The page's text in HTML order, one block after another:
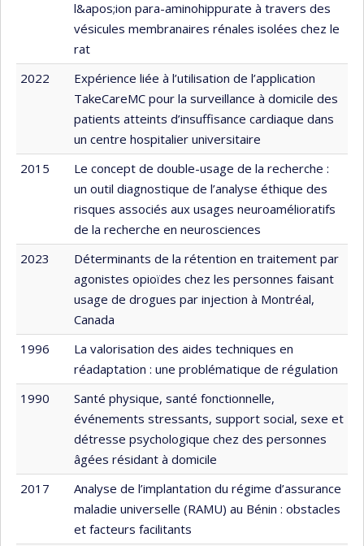
l&apos;ion para-aminohippurate à travers des
vésicules membranaires rénales isolées chez le
rat
2022
Expérience liée à l’utilisation de l’application
TakeCareMC pour la surveillance à domicile des
patients atteints d’insuffisance cardiaque dans
un centre hospitalier universitaire
2015
Le concept de double-usage de la recherche :
un outil diagnostique de l’analyse éthique des
risques associés aux usages neuroamélioratifs
de la recherche en neurosciences
2023
Déterminants de la rétention en traitement par
agonistes opioïdes chez les personnes faisant
usage de drogues par injection à Montréal,
Canada
1996
La valorisation des aides techniques en
réadaptation : une problématique de régulation
1990
Santé physique, santé fonctionnelle,
événements stressants, support social, sexe et
détresse psychologique chez des personnes
âgées résidant à domicile
2017
Analyse de l’implantation du régime d’assurance
maladie universelle (RAMU) au Bénin : obstacles
et facteurs facilitants